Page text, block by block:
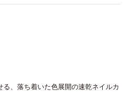
、落ち着いた色展開の速乾ネイルカ